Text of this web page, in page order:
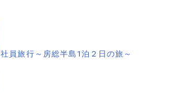
社員旅行～房総半島1泊２日の旅～